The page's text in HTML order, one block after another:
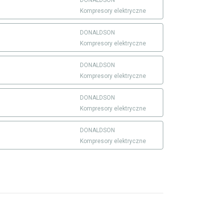
Kompresory elektryczne
DONALDSON
Kompresory elektryczne
DONALDSON
Kompresory elektryczne
DONALDSON
Kompresory elektryczne
DONALDSON
Kompresory elektryczne